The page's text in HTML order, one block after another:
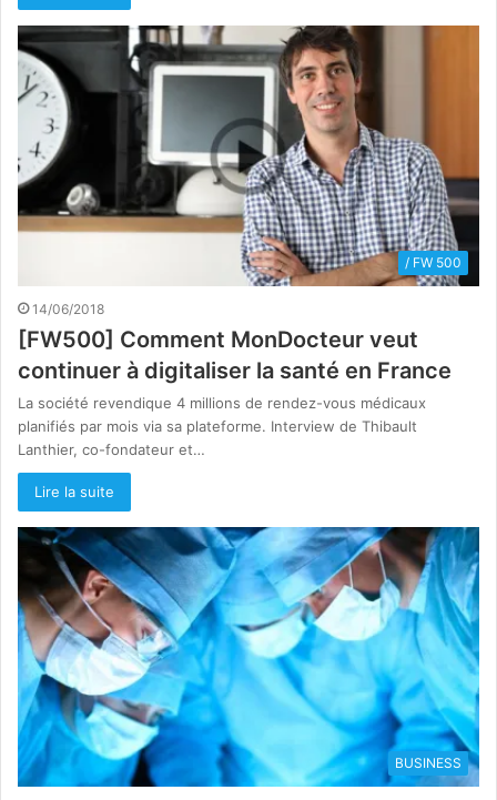
/ FW 500
14/06/2018
[FW500] Comment MonDocteur veut
continuer à digitaliser la santé en France
La société revendique 4 millions de rendez-vous médicaux
planifiés par mois via sa plateforme. Interview de Thibault
Lanthier, co-fondateur et…
Lire la suite
BUSINESS